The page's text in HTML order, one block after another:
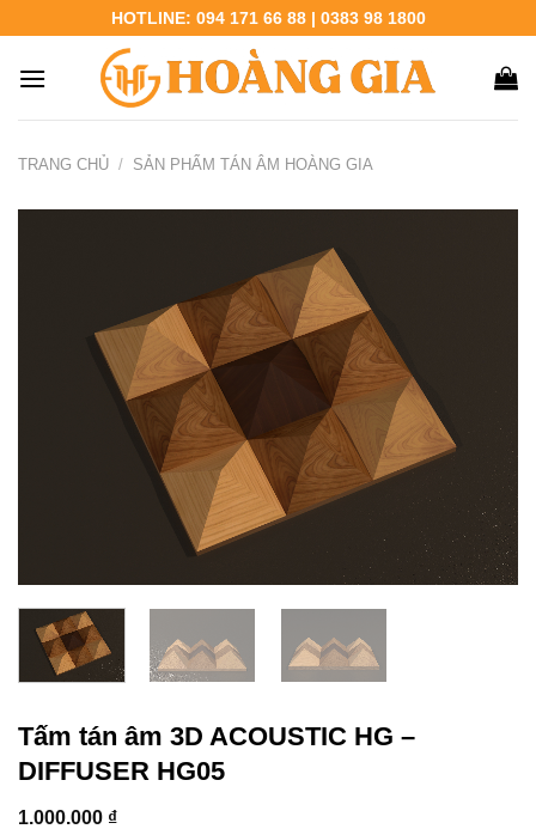
nội
HOTLINE: 094 171 66 88 | 0383 98 1800
TRANG CHỦ / SẢN PHẨM TÁN ÂM HOÀNG GIA
Tấm tán âm 3D ACOUSTIC HG –
DIFFUSER HG05
1.000.000 ₫